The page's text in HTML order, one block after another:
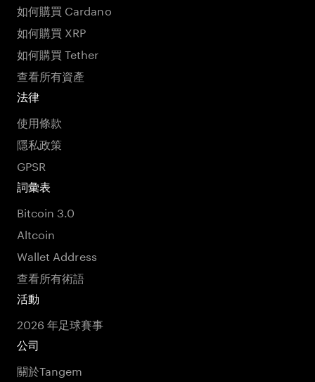
如何購買 Cardano
如何購買 XRP
如何購買 Tether
查看所有資產
法律
使用條款
隱私政策
GPSR
詞彙表
Bitcoin 3.0
Altcoin
Wallet Address
查看所有術語
活動
2026 年足球賽事
公司
關於Tangem